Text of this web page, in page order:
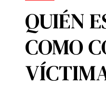
QUIÉN
COMO